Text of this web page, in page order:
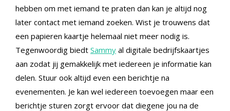
hebben om met iemand te praten dan kan je altijd nog
later contact met iemand zoeken. Wist je trouwens dat
een papieren kaartje helemaal niet meer nodig is.
Tegenwoordig biedt Sammy al digitale bedrijfskaartjes
aan zodat jij gemakkelijk met iedereen je informatie kan
delen. Stuur ook altijd even een berichtje na
evenementen. Je kan wel iedereen toevoegen maar een
berichtje sturen zorgt ervoor dat diegene jou na de